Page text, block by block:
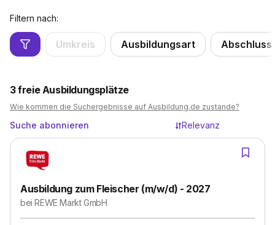
Filtern nach:
Umkreis Ausbildungsart Abschluss
3freie Ausbildungsplätze
Wie kommen die Suchergebnisse auf Ausbildung.de zustande?
Suche abonnieren Relevanz
Ausbildung zum Fleischer (m/w/d) - 2027
beiREWE Markt GmbH